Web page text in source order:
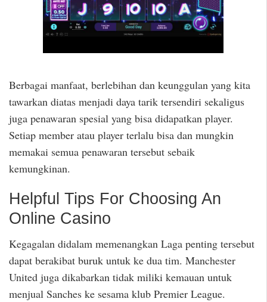
Berbagai manfaat, berlebihan dan keunggulan yang kita
tawarkan diatas menjadi daya tarik tersendiri sekaligus
juga penawaran spesial yang bisa didapatkan player.
Setiap member atau player terlalu bisa dan mungkin
memakai semua penawaran tersebut sebaik
kemungkinan.
Helpful Tips For Choosing An
Online Casino
Kegagalan didalam memenangkan Laga penting tersebut
dapat berakibat buruk untuk ke dua tim. Manchester
United juga dikabarkan tidak miliki kemauan untuk
menjual Sanches ke sesama klub Premier League.